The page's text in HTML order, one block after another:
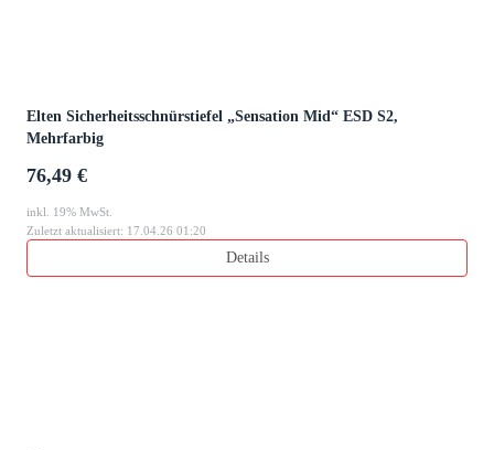
Elten Sicherheitsschnürstiefel „Sensation Mid“ ESD S2,
Mehrfarbig
76,49 €
inkl. 19% MwSt.
Zuletzt aktualisiert: 17.04.26 01:20
Details